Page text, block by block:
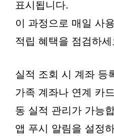
표시됩니다.
이 과정으로 매일 사
적립 혜택을 점검하세
실적 조회 시 계좌 등
가족 계좌나 연계 카
동 실적 관리가 가능
앱 푸시 알림을 설정